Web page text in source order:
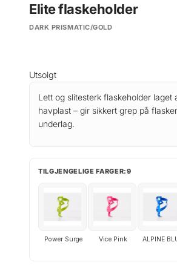
Elite flaskeholder
DARK PRISMATIC/GOLD
Utsolgt
Lett og slitesterk flaskeholder laget
havplast – gir sikkert grep på
underlag.
TILGJENGELIGE FARGER:9
Power Surge Vice Pink ALPINE